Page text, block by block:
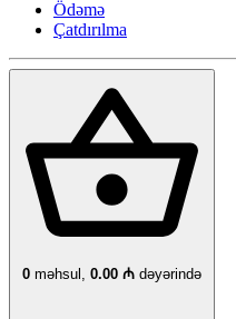
Ödəmə
Çatdırılma
0 məhsul, 0.00 ₼ dəyərində